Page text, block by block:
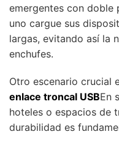
emergentes con doble
uno cargue sus
largas, evitando así la
enchufes.
Otro escenario crucial
enlace troncal USBEn
hoteles o espacios de
durabilidad es